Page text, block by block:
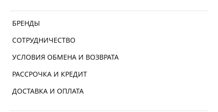
БРЕНДЫ
СОТРУДНИЧЕСТВО
УСЛОВИЯ ОБМЕНА И ВОЗВРАТА
РАССРОЧКА И КРЕДИТ
ДОСТАВКА И ОПЛАТА